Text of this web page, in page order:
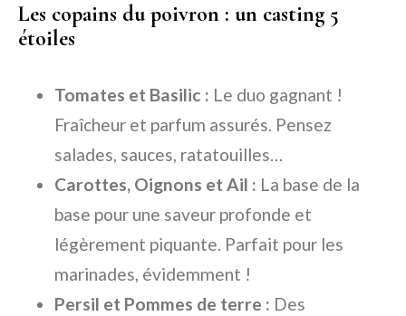
Les copains du poivron : un casting 5
étoiles
Tomates et Basilic : Le duo gagnant !
Fraîcheur et parfum assurés. Pensez
salades, sauces, ratatouilles…
Carottes, Oignons et Ail : La base de la
base pour une saveur profonde et
légèrement piquante. Parfait pour les
marinades, évidemment !
Persil et Pommes de terre : Des